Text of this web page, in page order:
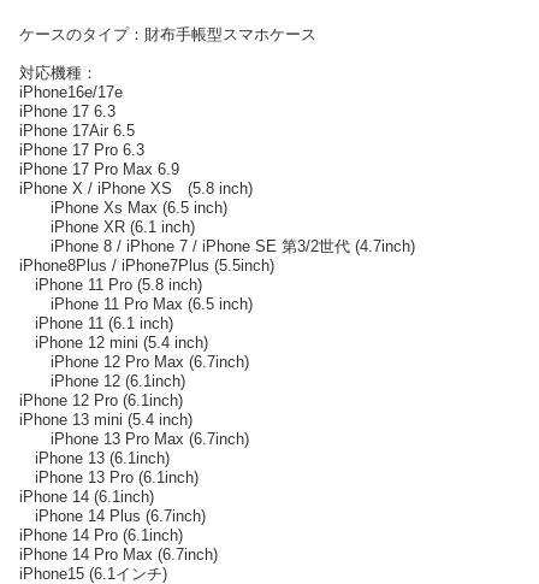
ケースのタイプ：財布手帳型スマホケース
対応機種：
iPhone16e/17e
iPhone 17 6.3
iPhone 17Air 6.5
iPhone 17 Pro 6.3
iPhone 17 Pro Max 6.9
iPhone X / iPhone XS (5.8 inch)
iPhone Xs Max (6.5 inch)
iPhone XR (6.1 inch)
iPhone 8 / iPhone 7 / iPhone SE 第3/2世代 (4.7inch)
iPhone8Plus / iPhone7Plus (5.5inch)
iPhone 11 Pro (5.8 inch)
iPhone 11 Pro Max (6.5 inch)
iPhone 11 (6.1 inch)
iPhone 12 mini (5.4 inch)
iPhone 12 Pro Max (6.7inch)
iPhone 12 (6.1inch)
iPhone 12 Pro (6.1inch)
iPhone 13 mini (5.4 inch)
iPhone 13 Pro Max (6.7inch)
iPhone 13 (6.1inch)
iPhone 13 Pro (6.1inch)
iPhone 14 (6.1inch)
iPhone 14 Plus (6.7inch)
iPhone 14 Pro (6.1inch)
iPhone 14 Pro Max (6.7inch)
iPhone15 (6.1インチ)